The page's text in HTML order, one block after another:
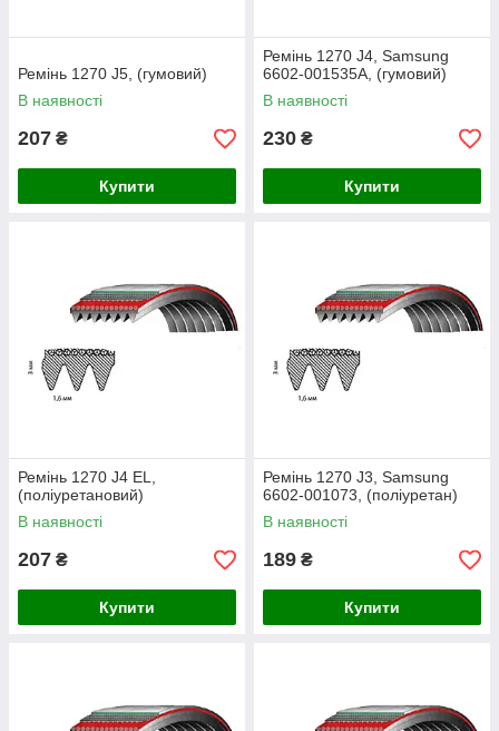
Ремінь 1270 J5, (гумовий)
В наявності
207 ₴
Купити
Ремінь 1270 J4, Samsung
6602-001535A, (гумовий)
В наявності
230 ₴
Купити
Ремінь 1270 J4 EL,
(поліуретановий)
В наявності
207 ₴
Купити
Ремінь 1270 J3, Samsung
6602-001073, (поліуретан)
В наявності
189 ₴
Купити